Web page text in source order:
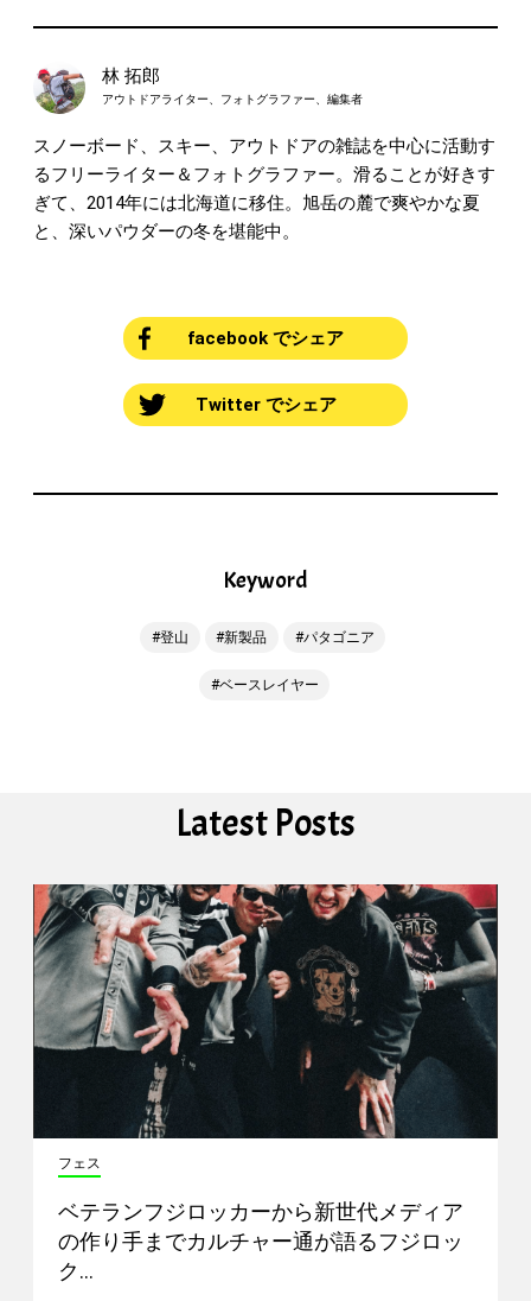
林 拓郎
アウトドアライター、フォトグラファー、編集者
スノーボード、スキー、アウトドアの雑誌を中心に活動す
るフリーライター＆フォトグラファー。滑ることが好きす
ぎて、2014年には北海道に移住。旭岳の麓で爽やかな夏
と、深いパウダーの冬を堪能中。
facebook でシェア
Twitter でシェア
Keyword
登山 新製品 パタゴニア
ベースレイヤー
Latest Posts
フェス
ベテランフジロッカーから新世代メディア
の作り手までカルチャー通が語るフジロッ
ク…